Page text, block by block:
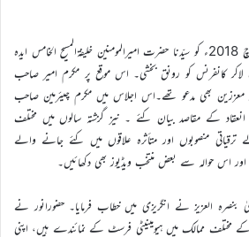
کانفرنس کے دوسرے دن 3 مارچ 2018ء کو سیّدنا حضرت امیرالمومنین خلیفۃالمسیح الخامس ایدہ
لاکر کانفرنس کو رونق بخشی۔ اس موقع پر مکرم امیر صاحب
معززین بھی مدعو تھے۔اس اجلاس میں مکرم چیئرمین صاحب
کے مقاصد بیان کئے ۔ نیز گزشتہ سالوں میں مختلف
منصوبوں اور متأثرہ علاقوں میں کئے جانے والے
اور اس حوالہ سے بعض منتخب ویڈیوز بھی دکھائیں۔
بنصرہ العزیز نے انگریزی میں خطاب فرمایا۔ حضورانور نے
مختلف ممالک میں ہیومینیٹی فرسٹ کے نمائندے ہیں، اپنی